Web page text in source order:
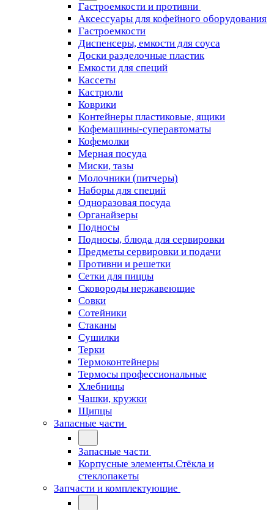
Гастроемкости и противни
Аксессуары для кофейного оборудования
Гастроемкости
Диспенсеры, емкости для соуса
Доски разделочные пластик
Емкости для специй
Кассеты
Кастрюли
Коврики
Контейнеры пластиковые, ящики
Кофемашины-суперавтоматы
Кофемолки
Мерная посуда
Миски, тазы
Молочники (питчеры)
Наборы для специй
Одноразовая посуда
Органайзеры
Подносы
Подносы, блюда для сервировки
Предметы сервировки и подачи
Противни и решетки
Сетки для пиццы
Сковороды нержавеющие
Совки
Сотейники
Стаканы
Сушилки
Терки
Термоконтейнеры
Термосы профессиональные
Хлебницы
Чашки, кружки
Щипцы
Запасные части
Запасные части
Корпусные элементы.Стёкла и
стеклопакеты
Запчасти и комплектующие